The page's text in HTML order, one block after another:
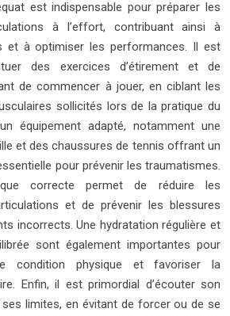
est indispensable pour préparer les
à l’effort, contribuant ainsi à
et à optimiser les performances. Il est
des exercices d’étirement et de
de commencer à jouer, en ciblant les
sollicités lors de la pratique du
équipement adapté, notamment une
et des chaussures de tennis offrant un
pour prévenir les traumatismes.
correcte permet de réduire les
et de prévenir les blessures
incorrects. Une hydratation régulière et
sont également importantes pour
condition physique et favoriser la
Enfin, il est primordial d’écouter son
limites, en évitant de forcer ou de se